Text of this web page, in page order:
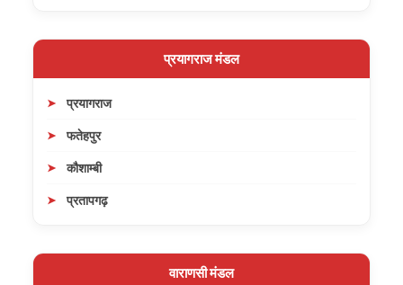
प्रयागराज मंडल
प्रयागराज
फतेहपुर
कौशाम्बी
प्रतापगढ़
वाराणसी मंडल